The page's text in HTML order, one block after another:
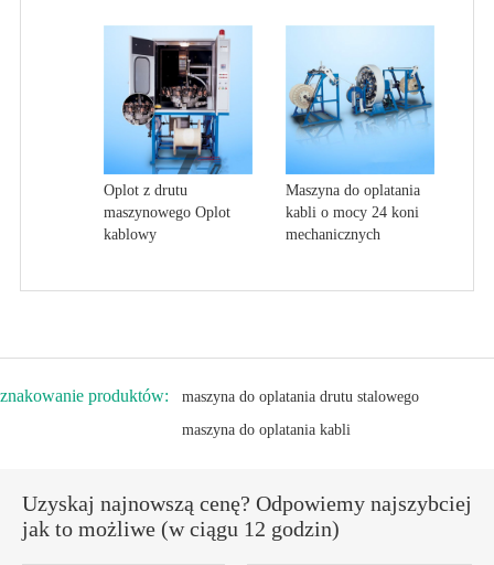
Oplot z drutu
maszynowego Oplot
kablowy
Maszyna do oplatania
kabli o mocy 24 koni
mechanicznych
znakowanie produktów:
maszyna do oplatania drutu stalowego
maszyna do oplatania kabli
Uzyskaj najnowszą cenę? Odpowiemy najszybciej
jak to możliwe (w ciągu 12 godzin)